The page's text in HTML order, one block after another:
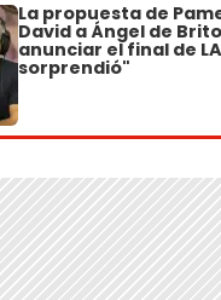
La propuesta de
David a Ángel de
anunciar el final de
sorprendió"